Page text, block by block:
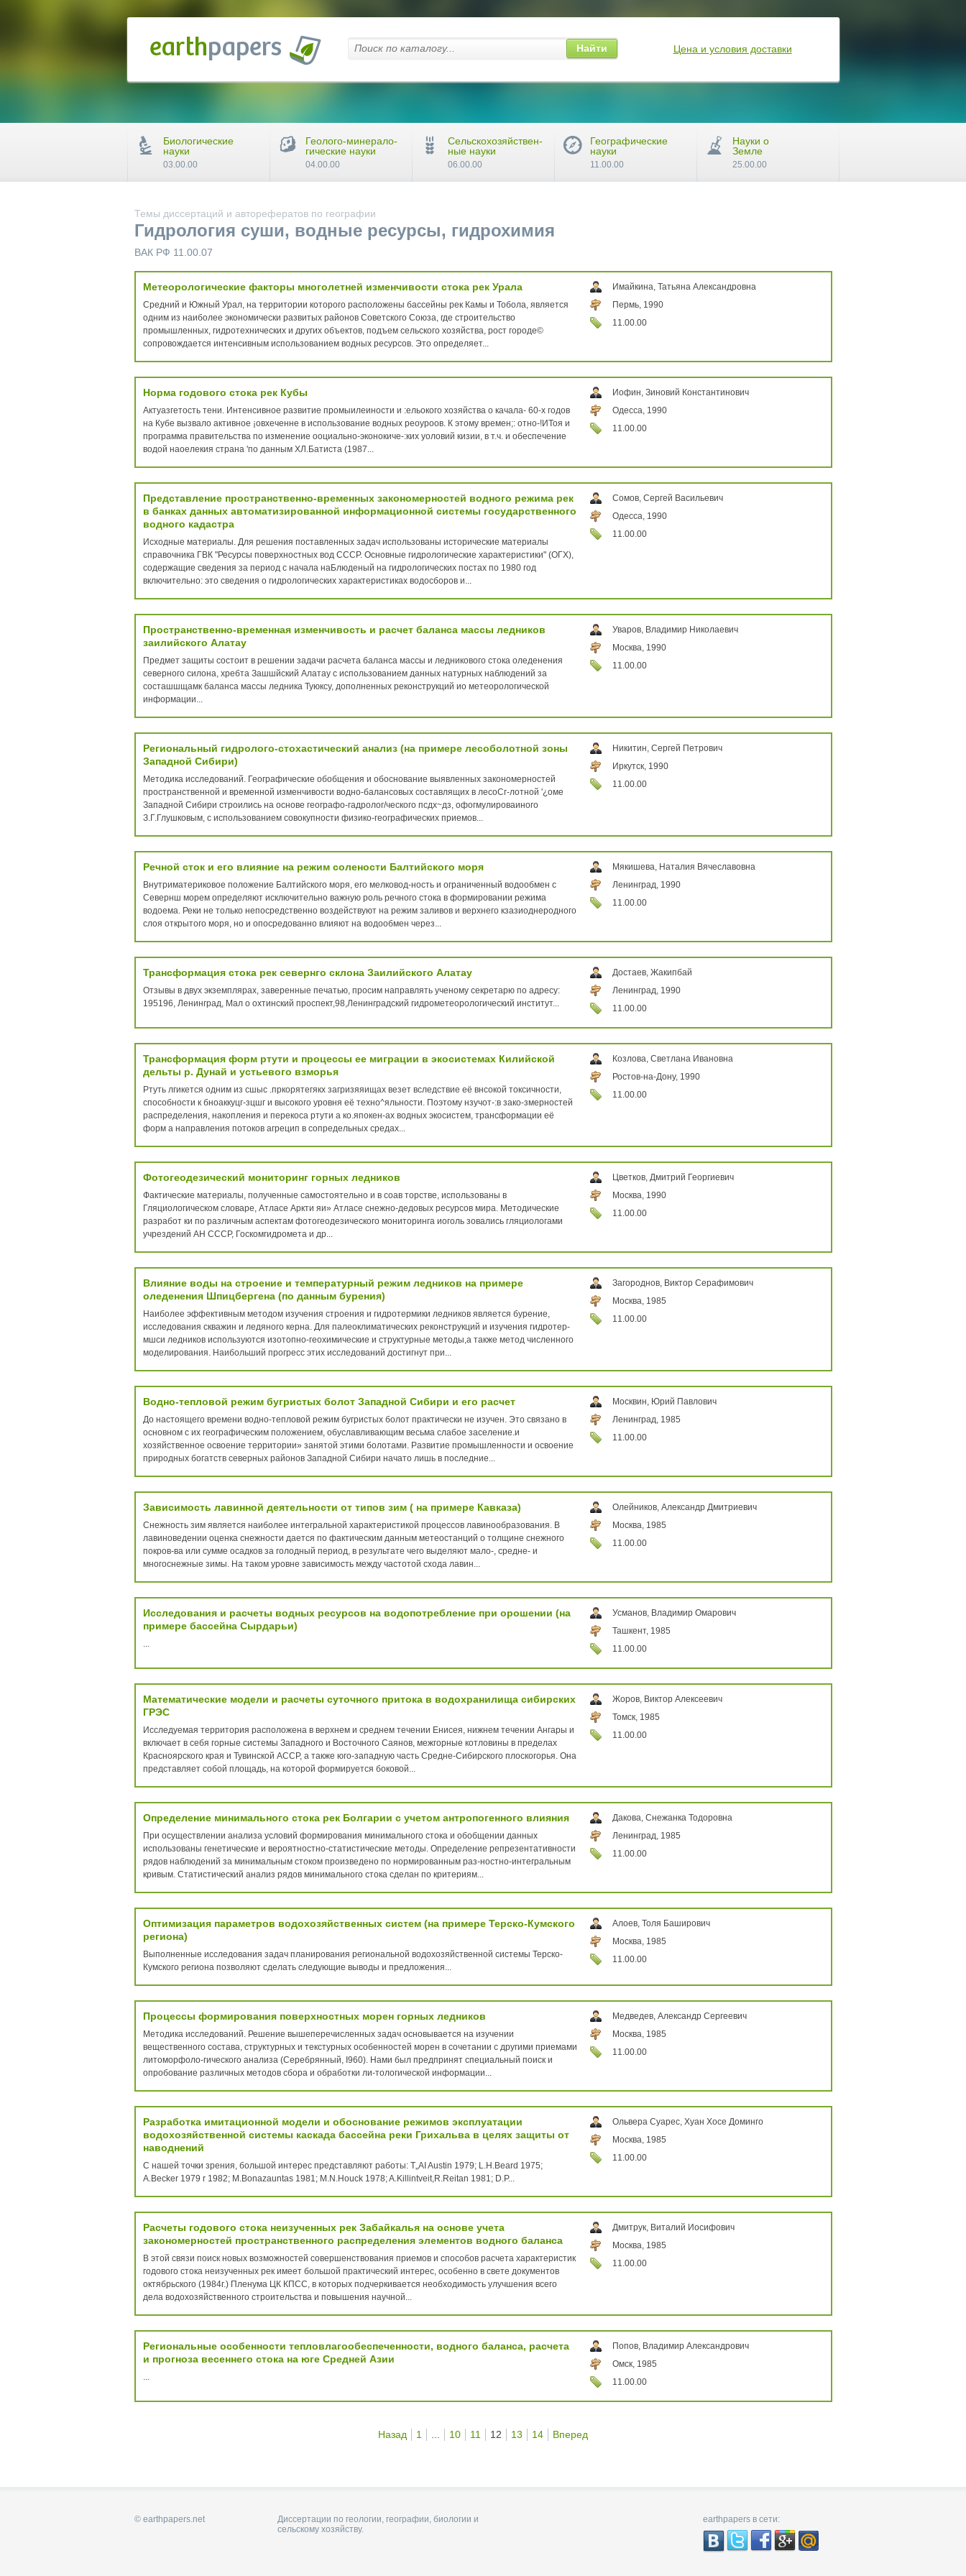
Темы диссертаций и авторефератов по географии
Гидрология суши, водные ресурсы, гидрохимия
ВАК РФ 11.00.07
Метеорологические факторы многолетней изменчивости стока рек Урала
Средний и Южный Урал, на территории которого расположены бассейны рек Камы и Тобола, является
одним из наиболее экономически развитых районов Советского Союза, где строительство
промышленных, гидротехнических и других объектов, подъем сельского хозяйства, рост городе©
сопровождается интенсивным использованием водных ресурсов. Это определяет...
Имайкина, Татьяна Александровна
Пермь, 1990
11.00.00
Норма годового стока рек Кубы
Актуазгетость тени. Интенсивное развитие промыилеиности и :ельокого хозяйства о качала- 60-х годов
на Кубе вызвало активное ¡овхеченне в использование водных реоуроов. К этому времен;: отно-!ИТоя и
программа правительства по изменение ооциально-эконокиче-:ких уоловий кизии, в т.ч. и обеспечение
водой наоелекия страна 'по данным XЛ.Батиста (1987...
Иофин, Зиновий Константинович
Одесса, 1990
11.00.00
Представление пространственно-временных закономерностей водного режима рек
в банках данных автоматизированной информационной системы государственного
водного кадастра
Исходные материалы. Для решения поставленных задач использованы исторические материалы
справочника ГВК "Ресурсы поверхностных вод СССР. Основные гидрологические характеристики" (ОГХ),
содержащие сведения за период с начала наБлюденый на гидрологических постах по 1980 год
включительно: это сведения о гидрологических характеристиках водосборов и...
Сомов, Сергей Васильевич
Одесса, 1990
11.00.00
Пространственно-временная изменчивость и расчет баланса массы ледников
заилийского Алатау
Предмет защиты состоит в решении задачи расчета баланса массы и ледникового стока оледенения
северного силона, хребта Зашшйский Алатау с использованием данных натурных наблюдений за
состашшщамк баланса массы ледника Туюксу, дополненных реконструкций ио метеорологической
информации...
Уваров, Владимир Николаевич
Москва, 1990
11.00.00
Региональный гидролого-стохастический анализ (на примере лесоболотной зоны
Западной Сибири)
Методика исследований. Географические обобщения и обоснование выявленных закономерностей
пространственной и временной изменчивости водно-балансовых составлящих в лесоСг-лотной '¿оме
Западной Сибири строились на основе географо-гадролог/ческого псдх~дз, офогмулироваиного
З.Г.Глушковым, с использованием совокупности физико-географических приемов...
Никитин, Сергей Петрович
Иркутск, 1990
11.00.00
Речной сток и его влияние на режим солености Балтийского моря
Внутриматериковое положение Балтийского моря, его мелковод-ность и ограниченный водообмен с
Севернш морем определяют исключительно важную роль речного стока в формировании режима
водоема. Реки не только непосредственно воздействуют на режим заливов и верхнего кзазиоднеродного
слоя открытого моря, но и опосредованно влияют на водообмен через...
Мякишева, Наталия Вячеславовна
Ленинград, 1990
11.00.00
Трансформация стока рек севернго склона Заилийского Алатау
Отзывы в двух экземплярах, заверенные печатью, просим направлять ученому секретарю по адресу:
195196, Ленинград, Мал о охтинский проспект,98,Ленинградский гидрометеорологический институт...
Достаев, Жакипбай
Ленинград, 1990
11.00.00
Трансформация форм ртути и процессы ее миграции в экосистемах Килийской
дельты р. Дунай и устьевого взморья
Ртуть лгикется одним из сшыс .пркорятегякх загризяяищах везет вследствие её внсокой токсичности,
способности к бноаккуцг-зцшг и высокого уровня её техно^яльности. Поэтому нзучот-:в зако-змерностей
распределения, накопления и перекоса ртути а ко.япокен-ах водных экосистем, трансформации её
форм а направления потоков агрецип в сопредельных средах...
Козлова, Светлана Ивановна
Ростов-на-Дону, 1990
11.00.00
Фотогеодезический мониторинг горных ледников
Фактические материалы, полученные самостоятельно и в соав торстве, использованы в
Гляциологическом словаре, Атласе Аркти яи» Атласе снежно-дедовых ресурсов мира. Методические
разработ ки по различным аспектам фотогеодезического мониторинга иоголь зовались гляциологами
учрездений АН СССР, Госкомгидромета и др...
Цветков, Дмитрий Георгиевич
Москва, 1990
11.00.00
Влияние воды на строение и температурный режим ледников на примере
оледенения Шпицбергена (по данным бурения)
Наиболее эффективным методом изучения строения и гидротермики ледников является бурение,
исследования скважин и ледяного керна. Для палеоклиматических реконструкций и изучения гидротер-
мшси ледников используются изотопно-геохимические и структурные методы,а также метод численного
моделирования. Наибольший прогресс этих исследований достигнут при...
Загороднов, Виктор Серафимович
Москва, 1985
11.00.00
Водно-тепловой режим бугристых болот Западной Сибири и его расчет
До настоящего времени водно-тепловой режим бугристых болот практически не изучен. Это связано в
основном с их географическим положением, обуславливающим весьма слабое заселение.и
хозяйственное освоение территории» занятой этими болотами. Развитие промышленности и освоение
природных богатств северных районов Западной Сибири начато лишь в последние...
Москвин, Юрий Павлович
Ленинград, 1985
11.00.00
Зависимость лавинной деятельности от типов зим ( на примере Кавказа)
Снежность зим является наиболее интегральной характеристикой процессов лавинообразования. В
лавиноведении оценка снежности дается по фактическим данным метеостанций о толщине снежного
покров-ва или сумме осадков за голодный период, в результате чего выделяют мало-, средне- и
многоснежные зимы. На таком уровне зависимость между частотой схода лавин...
Олейников, Александр Дмитриевич
Москва, 1985
11.00.00
Исследования и расчеты водных ресурсов на водопотребление при орошении (на
примере бассейна Сырдарьи)
...
Усманов, Владимир Омарович
Ташкент, 1985
11.00.00
Математические модели и расчеты суточного притока в водохранилища сибирских
ГРЭС
Исследуемая территория расположена в верхнем и среднем течении Енисея, нижнем течении Ангары и
включает в себя горные системы Западного и Восточного Саянов, межгорные котловины в пределах
Красноярского края и Тувинской АССР, а также юго-западную часть Средне-Сибирского плоскогорья. Она
представляет собой площадь, на которой формируется боковой...
Жоров, Виктор Алексеевич
Томск, 1985
11.00.00
Определение минимального стока рек Болгарии с учетом антропогенного влияния
При осуществлении анализа условий формирования минимального стока и обобщении данных
использованы генетические и вероятностно-статистические методы. Определение репрезентативности
рядов наблюдений за минимальным стоком произведено по нормированным раз-ностно-интегральным
кривым. Статистический анализ рядов минимального стока сделан по критериям...
Дакова, Снежанка Тодоровна
Ленинград, 1985
11.00.00
Оптимизация параметров водохозяйственных систем (на примере Терско-Кумского
региона)
Выполненные исследования задач планирования региональной водохозяйственной системы Терско-
Кумского региона позволяют сделать следующие выводы и предложения...
Алоев, Толя Баширович
Москва, 1985
11.00.00
Процессы формирования поверхностных морен горных ледников
Методика исследований. Решение вышеперечисленных задач основывается на изучении
вещественного состава, структурных и текстурных особенностей морен в сочетании с другими приемами
литоморфоло-гического анализа (Серебрянный, I960). Нами был предпринят специальный поиск и
опробование различных методов сбора и обработки ли-тологической информации...
Медведев, Александр Сергеевич
Москва, 1985
11.00.00
Разработка имитационной модели и обоснование режимов эксплуатации
водохозяйственной системы каскада бассейна реки Грихальва в целях защиты от
наводнений
С нашей точки зрения, большой интерес представляют работы: T„AI Austin 1979; L.H.Beard 1975;
A.Becker 1979 r 1982; M.Bonazauntas 1981; M.N.Houck 1978; A.Killintveit,R.Reitan 1981; D.P...
Ольвера Суарес, Хуан Хосе Доминго
Москва, 1985
11.00.00
Расчеты годового стока неизученных рек Забайкалья на основе учета
закономерностей пространственного распределения элементов водного баланса
В этой связи поиск новых возможностей совершенствования приемов и способов расчета характеристик
годового стока неизученных рек имеет большой практический интерес, особенно в свете документов
октябрьского (1984г.) Пленума ЦК КПСС, в которых подчеркивается необходимость улучшения всего
дела водохозяйственного строительства и повышения научной...
Дмитрук, Виталий Иосифович
Москва, 1985
11.00.00
Региональные особенности тепловлагообеспеченности, водного баланса, расчета
и прогноза весеннего стока на юге Средней Азии
...
Попов, Владимир Александрович
Омск, 1985
11.00.00
Назад 1 10 11 12 13 14 Вперед
Найти Цена и условия доставки
Биологические
науки
03.00.00
Геолого-минерало-
гические науки
04.00.00
Сельскохозяйствен-
ные науки
06.00.00
Географические
науки
11.00.00
Науки о
Земле
25.00.00
© earthpapers.net
Диссертации по геологии, географии, биологии и
сельскому хозяйству.
earthpapers в сети: